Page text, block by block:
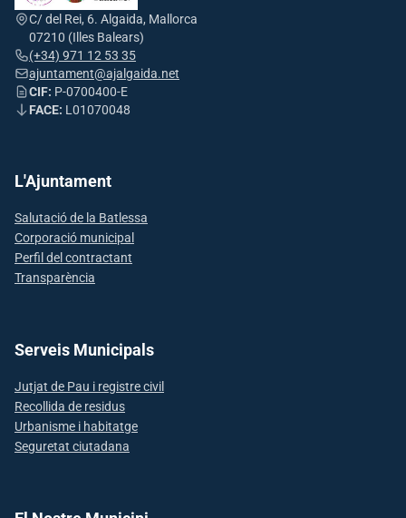
C/ del Rei, 6. Algaida, Mallorca
07210 (Illes Balears)
(+34) 971 12 53 35
ajuntament@ajalgaida.net
CIF: P-0700400-E
FACE: L01070048
L'Ajuntament
Salutació de la Batlessa
Corporació municipal
Perfil del contractant
Transparència
Serveis Municipals
Jutjat de Pau i registre civil
Recollida de residus
Urbanisme i habitatge
Seguretat ciutadana